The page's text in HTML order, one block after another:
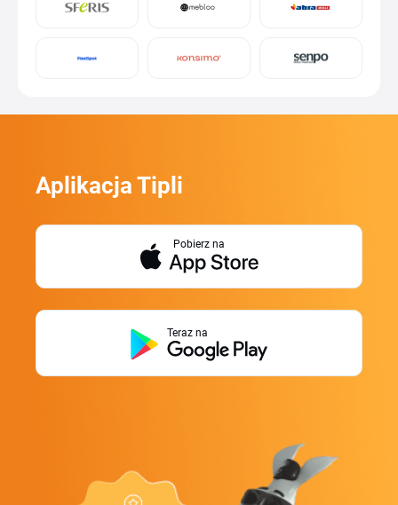
Aplikacja Tipli
Pobierz na
Teraz na